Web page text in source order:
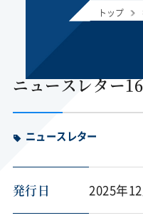
トップ
ニュースレター
ニュースレター
発行日 2025年